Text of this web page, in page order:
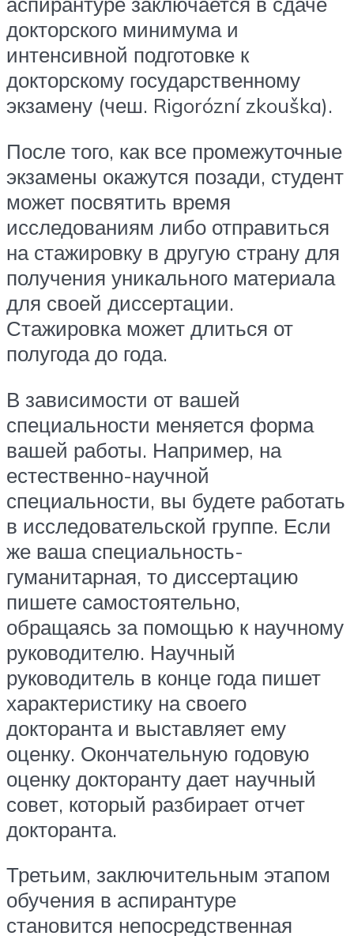
докторского минимума и
интенсивной подготовке к
докторскому государственному
экзамену (чеш. Rigorózní zkouška).
После того, как все промежуточные
экзамены окажутся позади, студент
может посвятить время
исследованиям либо отправиться
на стажировку в другую страну для
получения уникального материала
для своей диссертации.
Стажировка может длиться от
полугода до года.
В зависимости от вашей
специальности меняется форма
вашей работы. Например, на
естественно-научной
специальности, вы будете работать
в исследовательской группе. Если
же ваша специальность-
гуманитарная, то диссертацию
пишете самостоятельно,
обращаясь за помощью к научному
руководителю. Научный
руководитель в конце года пишет
характеристику на своего
докторанта и выставляет ему
оценку. Окончательную годовую
оценку докторанту дает научный
совет, который разбирает отчет
докторанта.
Третьим, заключительным этапом
обучения в аспирантуре
становится непосредственная